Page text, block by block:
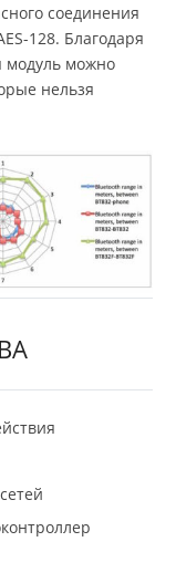
соединения
128. Благодаря
модуль можно
нельзя